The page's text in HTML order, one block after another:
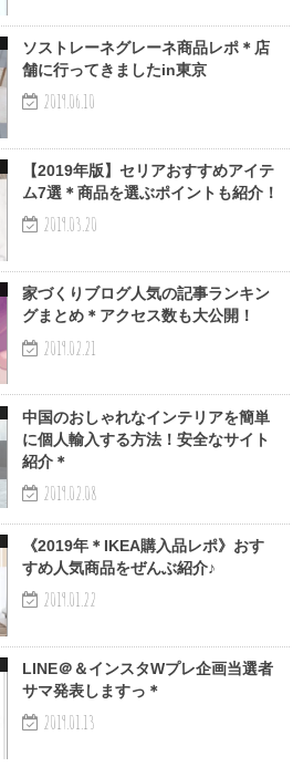
ソストレーネグレーネ商品レポ＊店
舗に行ってきましたin東京
2019.06.10
【2019年版】セリアおすすめアイテ
ム7選＊商品を選ぶポイントも紹介！
2019.03.20
家づくりブログ人気の記事ランキン
グまとめ＊アクセス数も大公開！
2019.02.21
中国のおしゃれなインテリアを簡単
に個人輸入する方法！安全なサイト
紹介＊
2019.02.08
《2019年＊IKEA購入品レポ》おす
すめ人気商品をぜんぶ紹介♪
2019.01.22
LINE＠＆インスタWプレ企画当選者
サマ発表しますっ＊
2019.01.13